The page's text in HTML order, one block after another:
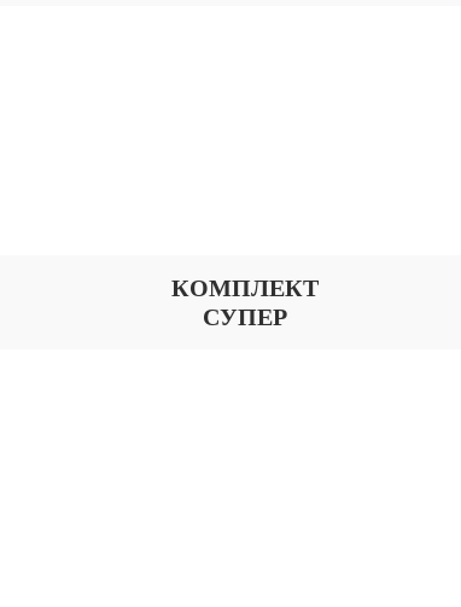
КОМПЛЕКТ
СУПЕР